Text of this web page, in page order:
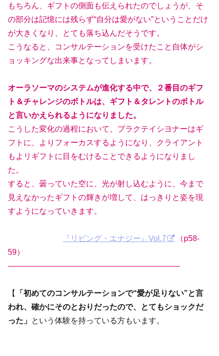
もちろん、ギフトの側面も伝えられたのでしょうが、そ
の部分は記憶には残らず“自分は愛がない”ということだけ
が大きくなり、とても落ち込んだそうです。
こうなると、コンサルテーションを受けたこと自体がシ
ョッキングな出来事となってしまいます。
オーラソーマのシステムが進化する中で、２番目のギフ
ト＆チャレンジのボトルは、ギフト＆タレントのボトル
と言いかえられるようになりました。
こうした変化の過程において、プラクテイシヨナーはギ
フトに、よりフォーカスするようになり、クライアント
もよリギフトに目をむけることできるようになりまし
た。
すると、曇っていた空に、光が射し込むように、今まで
見えなかったギフトの輝きが増して、はっきりと姿を現
すようになっていきます。
『リビング・エナジー』Vol.7
（p58-
59）
——————————————————————
【
「初めてのコンサルテーションで“愛が足りない”と言
われ、確かにそのとおりだったので、とてもショックだ
った」 という体験を持っている方もいます。